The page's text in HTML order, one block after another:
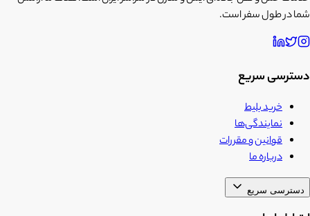
شما در طول سفر است.
دسترسی سریع
خرید بلیط
نمایندگی‌ها
قوانین و مقررات
درباره ما
دسترسی سریع